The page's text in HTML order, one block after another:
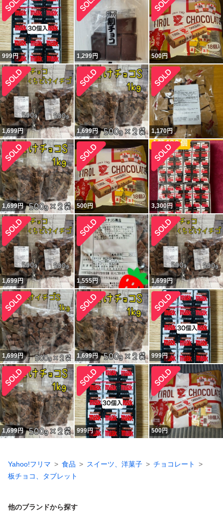
999円 1,299円 500円
1,699円 1,699円 1,170円
1,699円 500円 3,300円
1,699円 1,555円 1,699円
1,699円 1,699円 999円
1,699円 999円 500円
Yahoo!フリマ 食品 スイーツ、洋菓子
チョコレート
板チョコ、タブレット
他のブランドから探す